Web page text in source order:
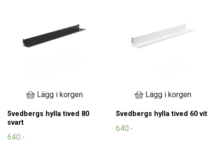
Lägg i korgen
Svedbergs hylla tived 80
svart
640:-
Lägg i korgen
Svedbergs hylla tived 60 vit
640:-